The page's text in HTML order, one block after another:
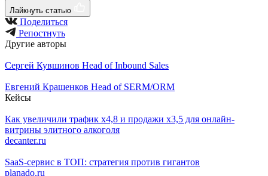
Лайкнуть статью
Поделиться
Репостнуть
Другие авторы
Сергей Кувшинов Head of Inbound Sales
Евгений Крашенков Head of SERM/ORM
Кейсы
Как увеличили трафик х4,8 и продажи х3,5 для онлайн-
витрины элитного алкоголя
decanter.ru
SaaS-сервис в ТОП: стратегия против гигантов
planado.ru